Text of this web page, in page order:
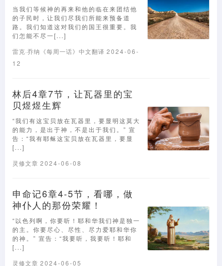
当我们等候神的再来和他的临在来团结他
的子民时，让我们尽我们所能来预备道
路。我们知道这对我们的国王很重要。我
们怎能不尽一[...]
雷克·乔纳《每周一话》中文翻译 2024-06-
12
林后4章7节，让瓦器里的宝
贝煜煜生辉
“我们有这宝贝放在瓦器里，要显明这莫大
的能力，是出于神，不是出于我们。” 宣
告：“我有耶稣这宝贝放在瓦器里，要显
[...]
灵修文章 2024-06-08
申命记6章4-5节，看哪，做
神仆人的那份荣耀！
“以色列啊，你要听！耶和华我们神是独一
的主。你要尽心、尽性、尽力爱耶和华你
的神。” 宣告：“我要听，我要听！耶和
[...]
灵修文章 2024-06-05